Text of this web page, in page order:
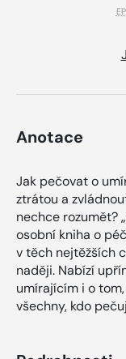
Anotace
Jak pečovat o
ztrátou a
nechce rozumět?
osobní kniha o
v těch nejtěžších
naději. Nabízí
umírajícím i o
všechny, kdo